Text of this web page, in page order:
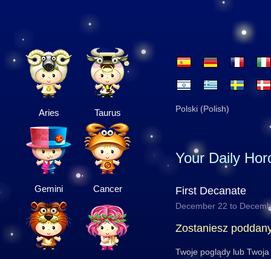
Aries Taurus
Gemini Cancer
Polski (Polish)
Your Daily
First Decanate
December 22 to
Zostaniesz
Twoje poglądy lub